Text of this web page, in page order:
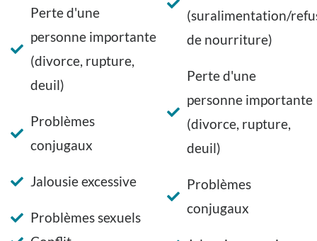
Perte d'une
personne importante
(divorce, rupture,
deuil)
Problèmes
conjugaux
Jalousie excessive
Problèmes sexuels
(suralimentation/
de nourriture)
Perte d'une
personne importante
(divorce, rupture,
deuil)
Problèmes
conjugaux